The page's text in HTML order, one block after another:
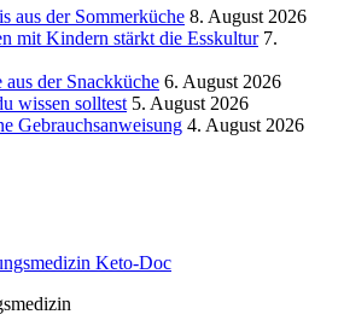
aus der Sommerküche 8. August 2026
mit Kindern stärkt die Esskultur 7.
aus der Snackküche 6. August 2026
wissen solltest 5. August 2026
Gebrauchsanweisung 4. August 2026